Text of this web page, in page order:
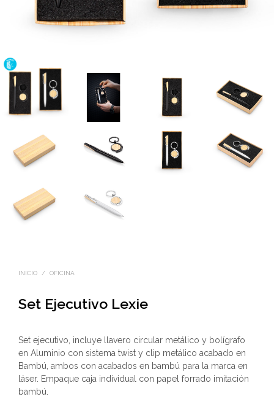
INICIO / OFICINA
Set Ejecutivo Lexie
Set ejecutivo, incluye llavero circular metálico y bolígrafo
en Aluminio con sistema twist y clip metálico acabado en
Bambú, ambos con acabados en bambú para la marca en
láser. Empaque caja individual con papel forrado imitación
bambú.